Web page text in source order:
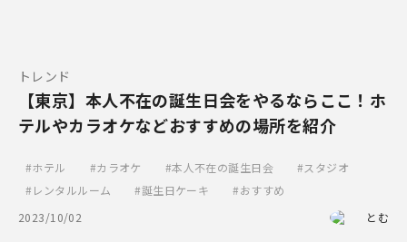
トレンド
【東京】本人不在の誕生日会をやるならここ！ホ
テルやカラオケなどおすすめの場所を紹介
ホテル カラオケ 本人不在の誕生日会
スタジオ
レンタルルーム
誕生日ケーキ
おすすめ
2023/10/02
とむ